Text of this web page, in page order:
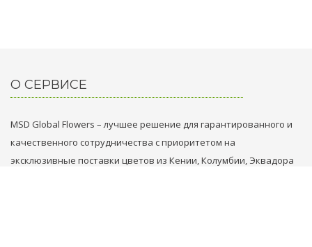
О СЕРВИСЕ
MSD Global Flowers – лучшее решение для гарантированного и
качественного сотрудничества с приоритетом на
эксклюзивные поставки цветов из Кении, Колумбии, Эквадора